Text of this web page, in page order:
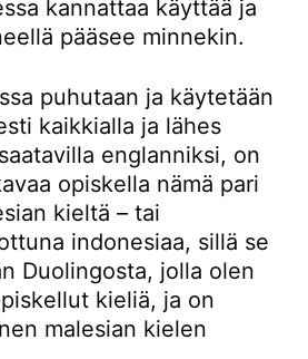
kannattaa käyttää ja
pääsee minnekin.
puhutaan ja käytetään
kaikkialla ja lähes
englanniksi, on
opiskella nämä pari
kieltä – tai
indonesiaa, sillä se
Duolingosta, jolla olen
kieliä, ja on
malesian kielen